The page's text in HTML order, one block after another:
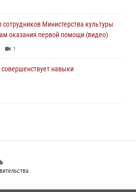
отмечают 35-летие дежурной
Министерства культуры
оказания первой помощи (видео)
1
навыки
готовит студентов к окружному